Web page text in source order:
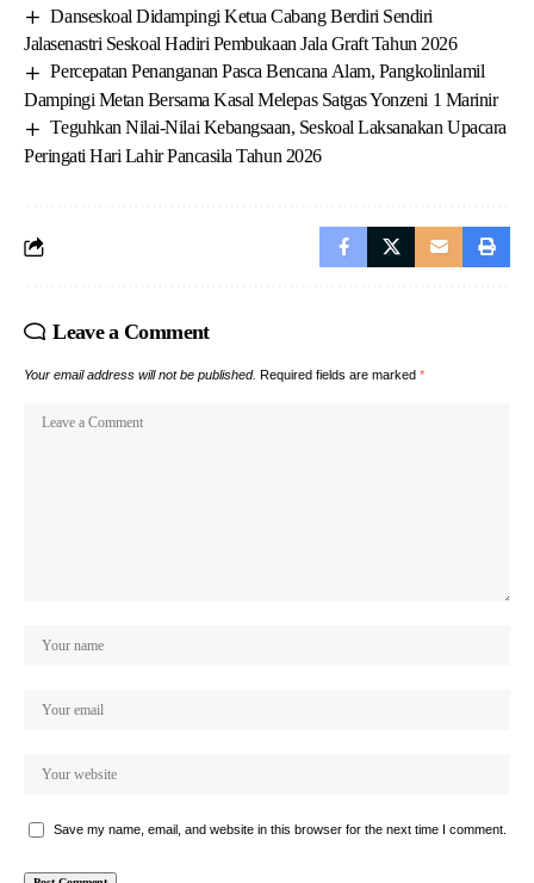
Danseskoal Didampingi Ketua Cabang Berdiri Sendiri
Jalasenastri Seskoal Hadiri Pembukaan Jala Graft Tahun 2026
Percepatan Penanganan Pasca Bencana Alam, Pangkolinlamil
Dampingi Metan Bersama Kasal Melepas Satgas Yonzeni 1 Marinir
Teguhkan Nilai-Nilai Kebangsaan, Seskoal Laksanakan Upacara
Peringati Hari Lahir Pancasila Tahun 2026
Leave a Comment
Your email address will not be published. Required fields are marked *
Save my name, email, and website in this browser for the next time I comment.